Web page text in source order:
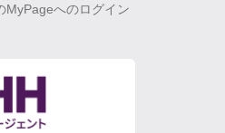
MyPageへのログイン